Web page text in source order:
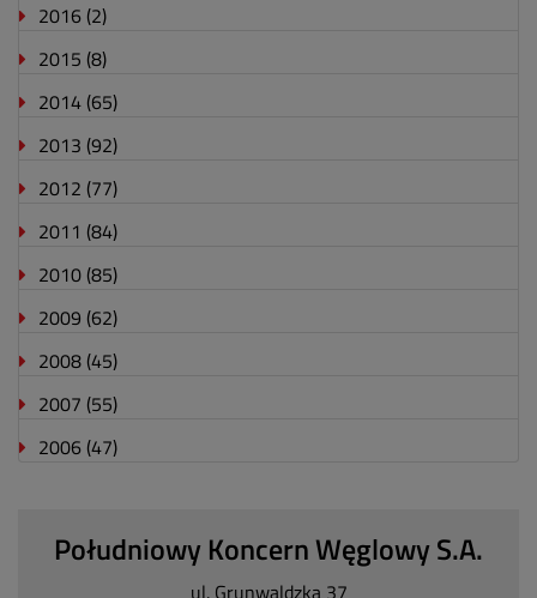
2016 (2)
2015 (8)
2014 (65)
2013 (92)
2012 (77)
2011 (84)
2010 (85)
2009 (62)
2008 (45)
2007 (55)
2006 (47)
Południowy Koncern Węglowy S.A.
ul. Grunwaldzka 37